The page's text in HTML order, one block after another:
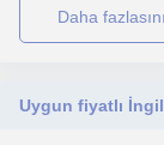
daha
Uygun fiyatlı